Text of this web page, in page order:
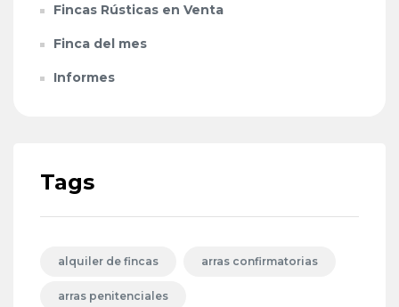
Fincas Rústicas en Venta
Finca del mes
Informes
Tags
alquiler de fincas arras confirmatorias
arras penitenciales